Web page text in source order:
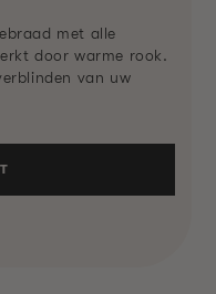
met alle
door warme rook.
van uw